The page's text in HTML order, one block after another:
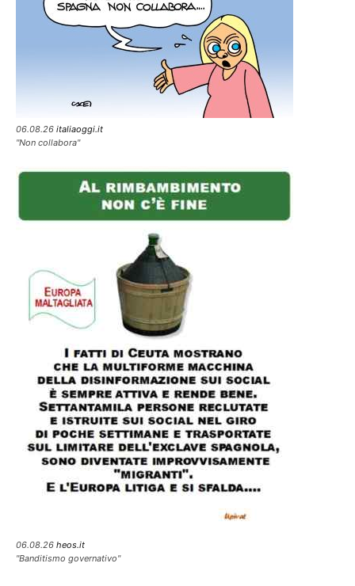
06.08.26 italiaoggi.it
"Non collabora"
06.08.26 heos.it
"Banditismo governativo"